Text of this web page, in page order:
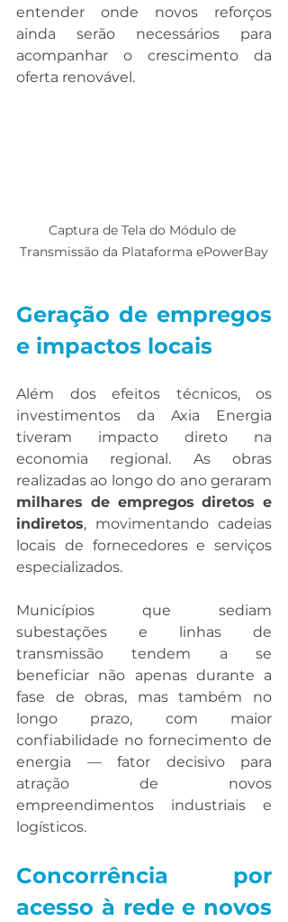
entender onde novos reforços
ainda serão necessários para
acompanhar o crescimento da
oferta renovável.
Captura de Tela do Módulo de
Transmissão da Plataforma ePowerBay
Geração de empregos
e impactos locais
Além dos efeitos técnicos, os
investimentos da Axia Energia
tiveram impacto direto na
economia regional. As obras
milhares de empregos diretos e
indiretos, movimentando cadeias
locais de fornecedores e serviços
especializados.
Municípios que sediam
subestações e linhas de
transmissão tendem a se
beneficiar não apenas durante a
fase de obras, mas também no
longo prazo, com maior
confiabilidade no fornecimento de
energia — fator decisivo para
atração de novos
empreendimentos industriais e
logísticos.
Concorrência por
acesso à rede e novos